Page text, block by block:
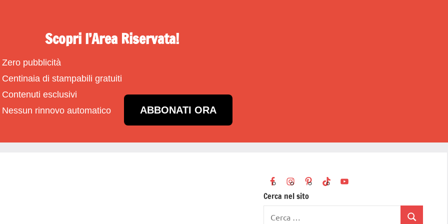
Scopri l’Area Riservata!
Zero pubblicità
Centinaia di stampabili gratuiti
Contenuti esclusivi
Nessun rinnovo automatico
ABBONATI ORA
Cerca nel sito